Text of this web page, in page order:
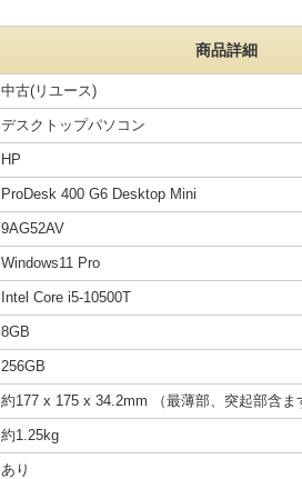
商品詳細
中古(リユース)
デスクトップパソコン
HP
ProDesk 400 G6 Desktop Mini
9AG52AV
Windows11 Pro
Intel Core i5-10500T
8GB
256GB
約177 x 175 x 34.2mm （最薄部、突起部含ま
約1.25kg
あり